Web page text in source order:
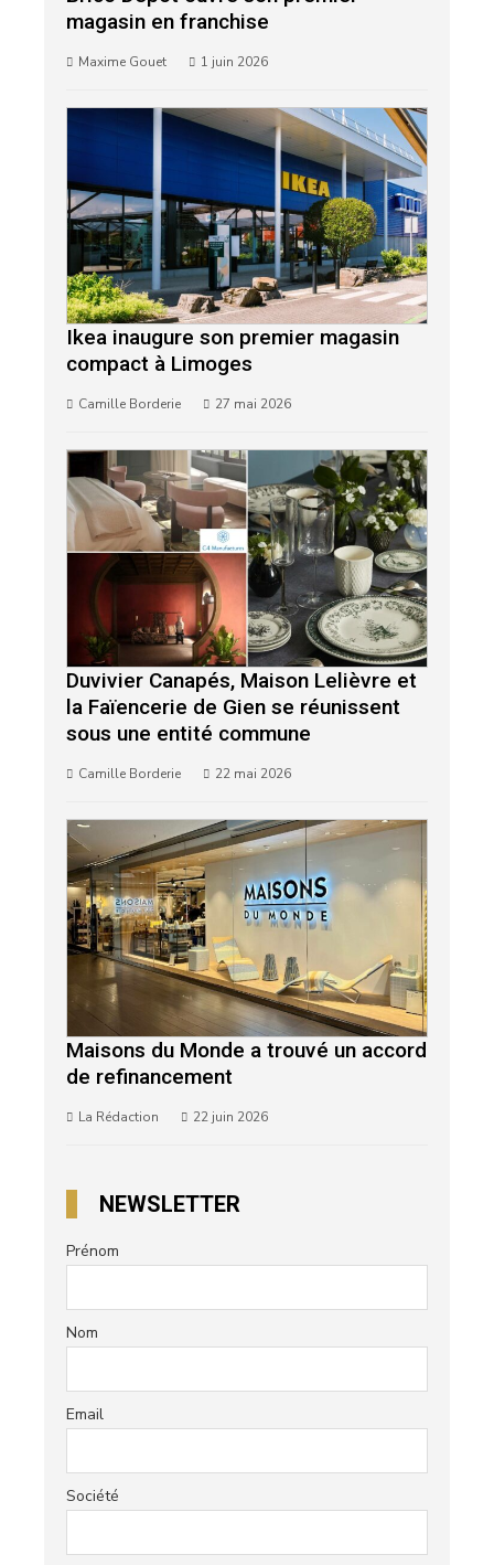
magasin en franchise
Maxime Gouet 1 juin 2026
Ikea inaugure son premier magasin
compact à Limoges
Camille Borderie 27 mai 2026
Duvivier Canapés, Maison Lelièvre et
la Faïencerie de Gien se réunissent
sous une entité commune
Camille Borderie 22 mai 2026
Maisons du Monde a trouvé un accord
de refinancement
La Rédaction 22 juin 2026
NEWSLETTER
Prénom
Nom
Email
Société